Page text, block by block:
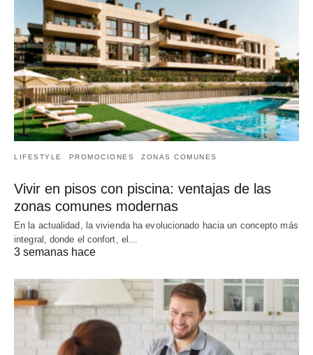
LIFESTYLE PROMOCIONES ZONAS COMUNES
Vivir en pisos con piscina: ventajas de las
zonas comunes modernas
En la actualidad, la vivienda ha evolucionado hacia un concepto más
integral, donde el confort, el…
3 semanas hace